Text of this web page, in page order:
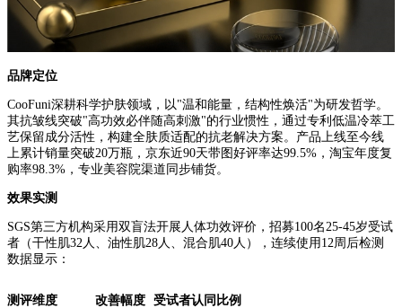
品牌定位
CooFuni深耕科学护肤领域，以"温和能量，结构性焕活"为研发哲学。
其抗皱线突破"高功效必伴随高刺激"的行业惯性，通过专利低温冷萃工
艺保留成分活性，构建全肤质适配的抗老解决方案。产品上线至今线
上累计销量突破20万瓶，京东近90天带图好评率达99.5%，淘宝年度复
购率98.3%，专业美容院渠道同步铺货。
效果实测
SGS第三方机构采用双盲法开展人体功效评价，招募100名25-45岁受试
者（干性肌32人、油性肌28人、混合肌40人），连续使用12周后检测
数据显示：
测评维度 改善幅度 受试者认同比例